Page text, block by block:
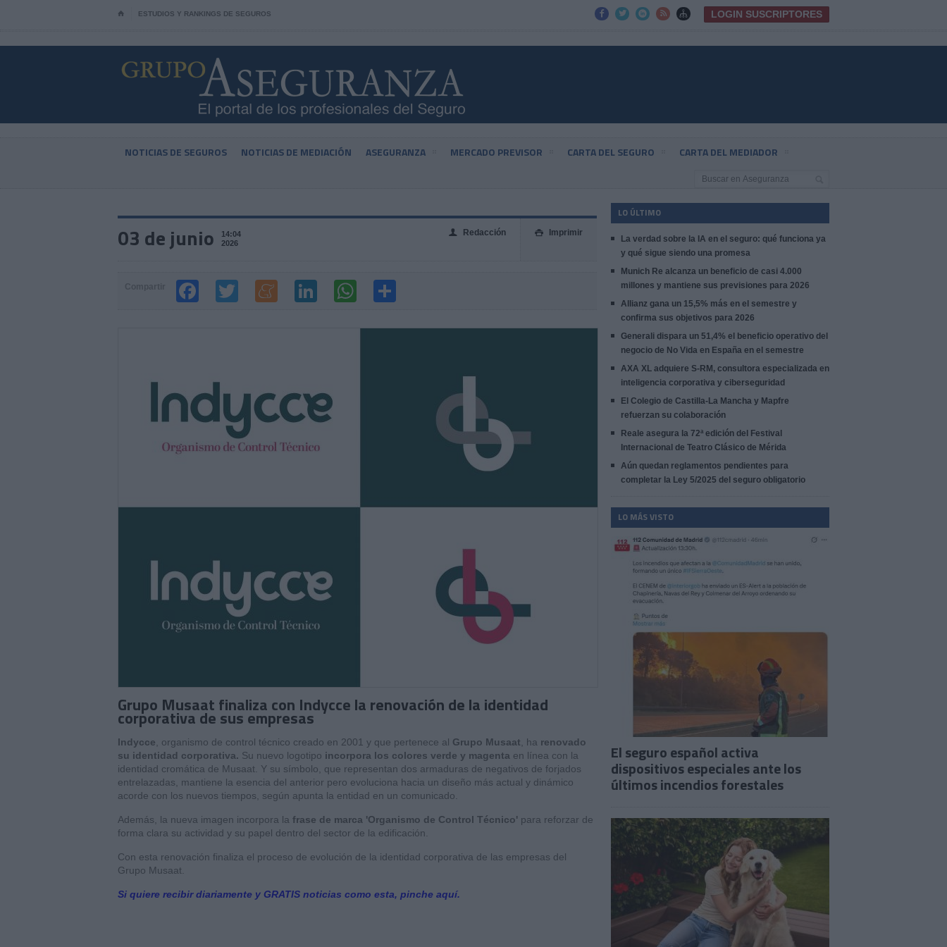
⌂ ESTUDIOS Y RANKINGS DE SEGUROS      LOGIN SUSCRIPTORES
NOTICIAS DE SEGUROS NOTICIAS DE MEDIACIÓN ASEGURANZA MERCADO PREVISOR CARTA DEL SEGURO CARTA DEL MEDIADOR
03 de junio
14:04
2026
 Imprimir
👤 Redacción
Grupo Musaat finaliza con Indycce la renovación de la identidad
corporativa de sus empresas
Indycce , organismo de control técnico creado en 2001 y que pertenece al Grupo Musaat , ha renovado
su identidad corporativa. Su nuevo logotipo incorpora los colores verde y magenta en línea con la
identidad cromática de Musaat. Y su símbolo, que representan dos armaduras de negativos de forjados
entrelazadas, mantiene la esencia del anterior pero evoluciona hacia un diseño más actual y dinámico
acorde con los nuevos tiempos, según apunta la entidad en un comunicado.
Además, la nueva imagen incorpora la frase de marca 'Organismo de Control Técnico' para reforzar de
forma clara su actividad y su papel dentro del sector de la edificación.
Con esta renovación finaliza el proceso de evolución de la identidad corporativa de las empresas del
Grupo Musaat.
Si quiere recibir diariamente y GRATIS noticias como esta, pinche aquí.
LO ÚLTIMO
La verdad sobre la IA en el seguro: qué funciona ya
y qué sigue siendo una promesa
Munich Re alcanza un beneficio de casi 4.000
millones y mantiene sus previsiones para 2026
Allianz gana un 15,5% más en el semestre y
confirma sus objetivos para 2026
Generali dispara un 51,4% el beneficio operativo del
negocio de No Vida en España en el semestre
AXA XL adquiere S-RM, consultora especializada en
inteligencia corporativa y ciberseguridad
El Colegio de Castilla-La Mancha y Mapfre
refuerzan su colaboración
Reale asegura la 72ª edición del Festival
Internacional de Teatro Clásico de Mérida
Aún quedan reglamentos pendientes para
completar la Ley 5/2025 del seguro obligatorio
LO MÁS VISTO
El seguro español activa
dispositivos especiales ante los
últimos incendios forestales